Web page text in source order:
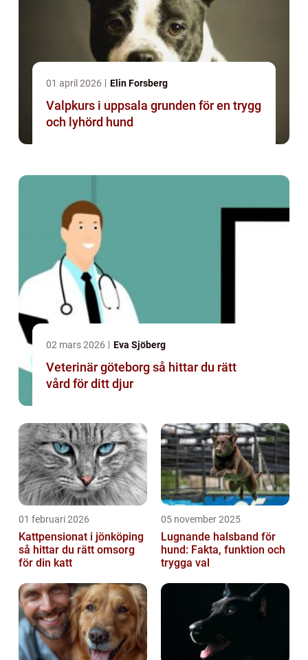
01 april 2026 Elin Forsberg
Valpkurs i uppsala grunden för en trygg
och lyhörd hund
02 mars 2026 Eva Sjöberg
Veterinär göteborg så hittar du rätt
vård för ditt djur
01 februari 2026
Kattpensionat i jönköping
så hittar du rätt omsorg
för din katt
05 november 2025
Lugnande halsband för
hund: Fakta, funktion och
trygga val